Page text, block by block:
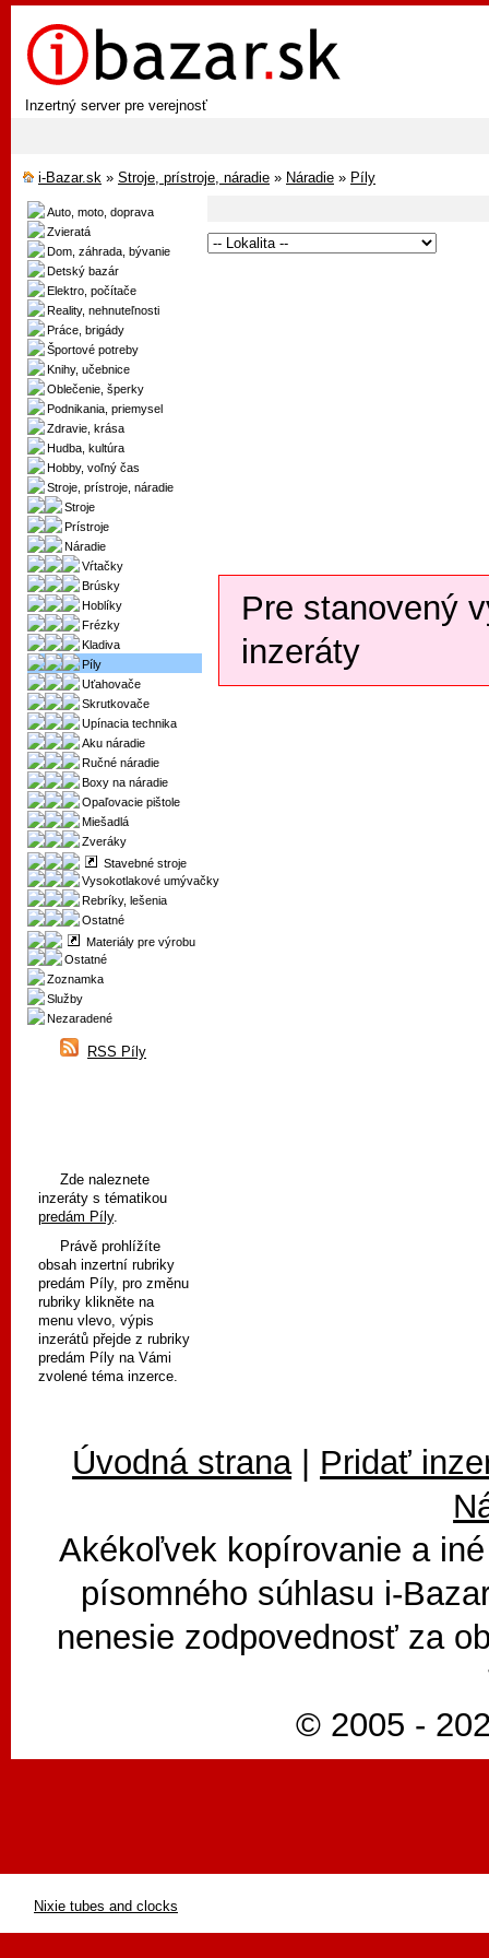
Inzertný server pre verejnosť
i-Bazar.sk » Stroje, prístroje, náradie » Náradie » Píly
Auto, moto, doprava
Zvieratá
Dom, záhrada, bývanie
Detský bazár
Elektro, počítače
Reality, nehnuteľnosti
Práce, brigády
Športové potreby
Knihy, učebnice
Oblečenie, šperky
Podnikania, priemysel
Zdravie, krása
Hudba, kultúra
Hobby, voľný čas
Stroje, prístroje, náradie
Stroje
Prístroje
Náradie
Vŕtačky
Brúsky
Hoblíky
Frézky
Kladiva
Píly
Uťahovače
Skrutkovače
Upínacia technika
Aku náradie
Ručné náradie
Boxy na náradie
Opaľovacie pištole
Miešadlá
Zveráky
Stavebné stroje
Vysokotlakové umývačky
Rebríky, lešenia
Ostatné
Materiály pre výrobu
Ostatné
Zoznamka
Služby
Nezaradené
RSS Píly
Zde naleznete
inzeráty s tématikou
predám Píly.
Právě prohlížíte
obsah inzertní rubriky
predám Píly, pro změnu
rubriky klikněte na
menu vlevo, výpis
inzerátů přejde z rubriky
predám Píly na Vámi
zvolené téma inzerce.
Pre stanovený
inzeráty
Úvodná strana| Pridať
Akékoľvek kopírovanie a
písomného súhlasu i-
nenesie zodpovednosť za
© 2005 -
Nixie tubes and clocks